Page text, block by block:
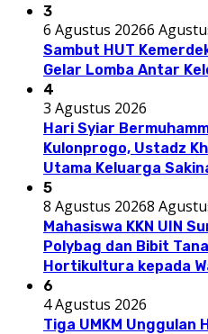
3
6 Agustus 20266
Sambut HUT
Gelar Lomba Antar
4
3 Agustus 2026
Hari Syiar
Kulonprogo, Ustadz
Utama Keluarga
5
8 Agustus 20268
Mahasiswa KKN UIN
Polybag dan Bibit
Hortikultura kepada
6
4 Agustus 2026
Tiga UMKM Unggulan